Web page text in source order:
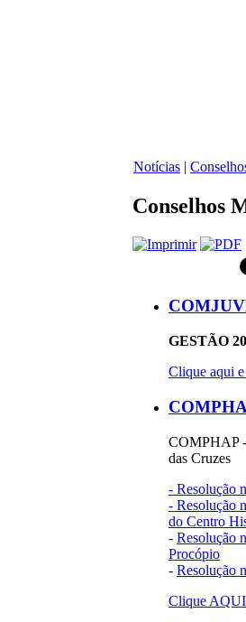
Notícias |
Conselhos
GESTÃO
Clique aqui
COMPHAP
das Cruzes
- Resolução
- Resolução
do Centro
- Resolução
Procópio
- Resolução
Clique AQUI